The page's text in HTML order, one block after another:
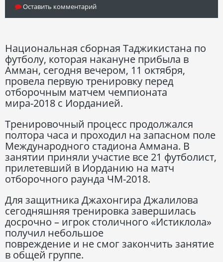
Оставить комментарий
Национальная сборная Таджикистана по
футболу, которая накануне прибыла в
Амман, сегодня вечером, 11 октября,
провела первую тренировку перед
отборочным матчем чемпионата
мира-2018 с Иорданией.
Тренировочный процесс продолжался
полтора часа и проходил на запасном поле
Международного стадиона Аммана. В
занятии приняли участие все 21 футболист,
прилетевший в Иорданию на матч
отборочного раунда ЧМ-2018.
Для защитника Джахонгира Джалилова
сегодняшняя тренировка завершилась
досрочно – игрок столичного «Истиклола»
получил небольшое
повреждение и не смог закончить занятие
в общей группе.